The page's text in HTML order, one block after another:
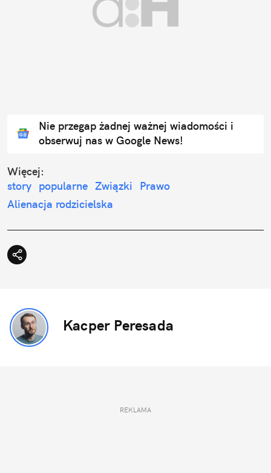
Nie przegap żadnej ważnej wiadomości i
obserwuj nas w Google News!
Więcej:
story popularne Związki
Prawo
Alienacja rodzicielska
Kacper Peresada
REKLAMA